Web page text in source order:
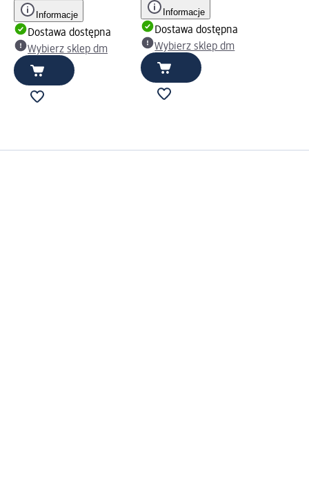
Informacje
Dostawa dostępna
Wybierz sklep dm
Informacje
Dostawa dostępna
Wybierz sklep dm